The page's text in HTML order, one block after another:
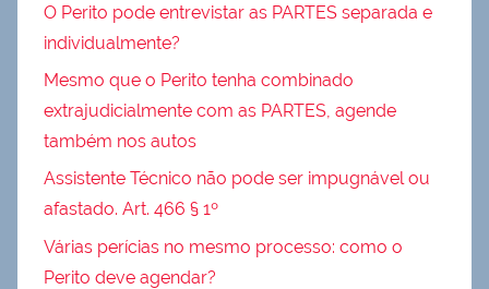
O Perito pode entrevistar as PARTES separada e
individualmente?
Mesmo que o Perito tenha combinado
extrajudicialmente com as PARTES, agende
também nos autos
Assistente Técnico não pode ser impugnável ou
afastado. Art. 466 § 1º
Várias perícias no mesmo processo: como o
Perito deve agendar?